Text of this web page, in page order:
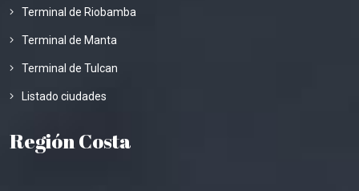
Terminal de Riobamba
Terminal de Manta
Terminal de Tulcan
Listado ciudades
Región Costa